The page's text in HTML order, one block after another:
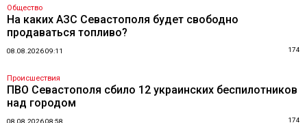
Общество
На каких АЗС Севастополя будет свободно
продаваться топливо?
08.08.2026 09:11 174
Происшествия
ПВО Севастополя сбило 12 украинских беспилотников
над городом
08.08.2026 08:58 174